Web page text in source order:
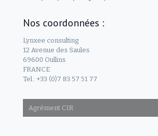
Nos coordonnées :
Lynxee consulting
12 Avenue des Saules
69600 Oullins
FRANCE
Tel.: +33 (0)7 83 57 51 77
Agrément CIR